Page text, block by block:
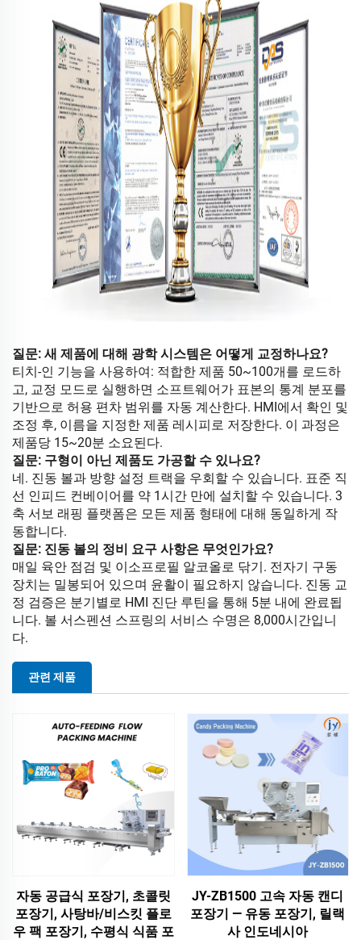
질문: 새 제품에 대해 광학 시스템은 어떻게 교정하나요?
티치-인 기능을 사용하여: 적합한 제품 50~100개를 로드하
고, 교정 모드로 실행하면 소프트웨어가 표본의 통계 분포를
기반으로 허용 편차 범위를 자동 계산한다. HMI에서 확인 및
조정 후, 이름을 지정한 제품 레시피로 저장한다. 이 과정은
제품당 15~20분 소요된다.
질문: 구형이 아닌 제품도 가공할 수 있나요?
네. 진동 볼과 방향 설정 트랙을 우회할 수 있습니다. 표준 직
선 인피드 컨베이어를 약 1시간 만에 설치할 수 있습니다. 3
축 서보 래핑 플랫폼은 모든 제품 형태에 대해 동일하게 작
동합니다.
질문: 진동 볼의 정비 요구 사항은 무엇인가요?
매일 육안 점검 및 이소프로필 알코올로 닦기. 전자기 구동
장치는 밀봉되어 있으며 윤활이 필요하지 않습니다. 진동 교
정 검증은 분기별로 HMI 진단 루틴을 통해 5분 내에 완료됩
니다. 볼 서스펜션 스프링의 서비스 수명은 8,000시간입니
다.
관련 제품
자동 공급식 포장기, 초콜릿
포장기, 사탕바/비스킷 플로
우 팩 포장기, 수평식 식품 포
JY-ZB1500 고속 자동 캔디
포장기 — 유동 포장기, 릴랙
사 인도네시아